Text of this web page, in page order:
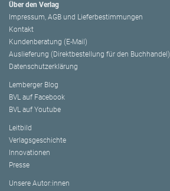
Über den Verlag
Impressum, AGB und Lieferbestimmungen
Kontakt
Kundenberatung (E-Mail)
Auslieferung (Direktbestellung für den Buchhandel)
Datenschutzerklärung
Lemberger Blog
BVL auf Facebook
BVL auf Youtube
Leitbild
Verlagsgeschichte
Innovationen
Presse
Unsere Autor:innen